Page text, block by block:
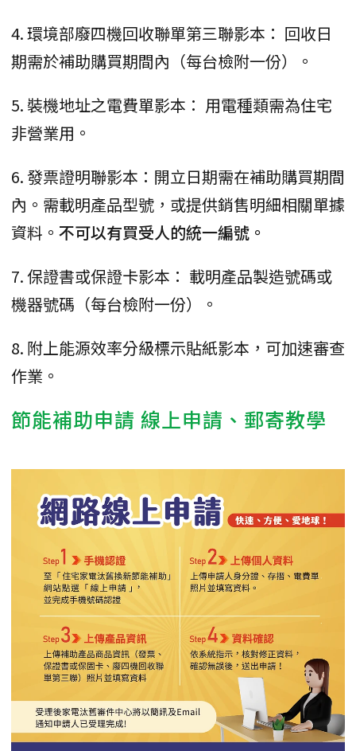
4. 環境部廢四機回收聯單第三聯影本： 回收日
期需於補助購買期間內（每台檢附一份）。
5. 裝機地址之電費單影本： 用電種類需為住宅
非營業用。
6. 發票證明聯影本：開立日期需在補助購買期間
內。需載明產品型號，或提供銷售明細相關單據
資料。 不可以有買受人的統一編號。
7. 保證書或保證卡影本： 載明產品製造號碼或
機器號碼（每台檢附一份）。
8. 附上能源效率分級標示貼紙影本，可加速審查
作業。
節能補助申請 線上申請、郵寄教學